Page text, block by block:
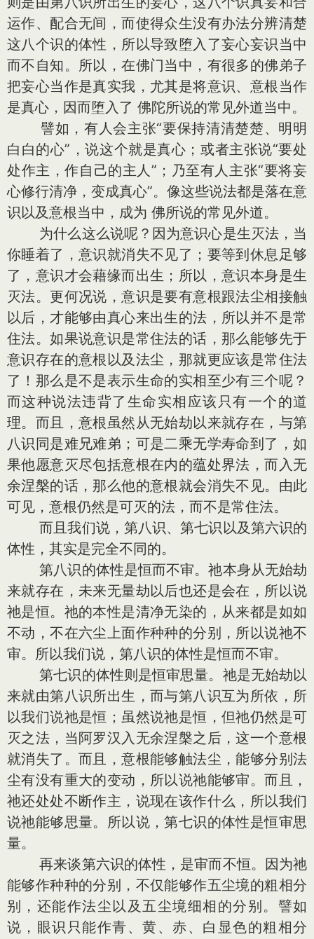
运作、配合无间，而使得众生没有办法分辨清楚
这八个识的体性，所以导致堕入了妄心妄识当中
而不自知。所以，在佛门当中，有很多的佛弟子
把妄心当作是真实我，尤其是将意识、意根当作
是真心，因而堕入了 佛陀所说的常见外道当中。
譬如，有人会主张“要保持清清楚楚、明明
白白的心”，说这个就是真心；或者主张说“要处
处作主，作自己的主人”；乃至有人主张“要将妄
心修行清净，变成真心”。像这些说法都是落在意
识以及意根当中，成为 佛所说的常见外道。
为什么这么说呢？因为意识心是生灭法，当
你睡着了，意识就消失不见了；要等到休息足够
了，意识才会藉缘而出生；所以，意识本身是生
灭法。更何况说，意识是要有意根跟法尘相接触
以后，才能够由真心来出生的法，所以并不是常
住法。如果说意识是常住法的话，那么能够先于
意识存在的意根以及法尘，那就更应该是常住法
了！那么是不是表示生命的实相至少有三个呢？
而这种说法违背了生命实相应该只有一个的道
理。而且，意根虽然从无始劫以来就存在，与第
八识同是难兄难弟；可是二乘无学寿命到了，如
果他愿意灭尽包括意根在内的蕴处界法，而入无
余涅槃的话，那么他的意根就会消失不见。由此
可见，意根仍然是可灭的法，而不是常住法。
而且我们说，第八识、第七识以及第六识的
体性，其实是完全不同的。
第八识的体性是恒而不审。祂本身从无始劫
来就存在，未来无量劫以后也还是会在，所以说
祂是恒。祂的本性是清净无染的，从来都是如如
不动，不在六尘上面作种种的分别，所以说祂不
审。所以我们说，第八识的体性是恒而不审。
第七识的体性则是恒审思量。祂是无始劫以
来就由第八识所出生，而与第八识互为所依，所
以我们说祂是恒；虽然说祂是恒，但祂仍然是可
灭之法，当阿罗汉入无余涅槃之后，这一个意根
就消失了。而且，意根能够触法尘，能够分别法
尘有没有重大的变动，所以说祂能够审。而且，
祂还处处不断作主，说现在该作什么，所以我们
说祂能够思量。所以说，第七识的体性是恒审思
量。
再来谈第六识的体性，是审而不恒。因为祂
能够作种种的分别，不仅能够作五尘境的粗相分
别，还能作法尘以及五尘境细相的分别。譬如
说，眼识只能作青、黄、赤、白显色的粗相分